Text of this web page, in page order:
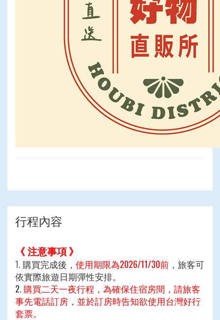
行程內容
《 注意事項》
1. 購買完成後， 使用期限為2026/11/30前 ，旅客可
依實際旅遊日期彈性安排。
2. 購買二天一夜行程 ， 為確保住宿房間，請旅客
事先電話訂房，並於訂房時告知欲使用台灣好行
套票。